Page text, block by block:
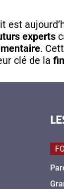
est
experts
.
clé de la